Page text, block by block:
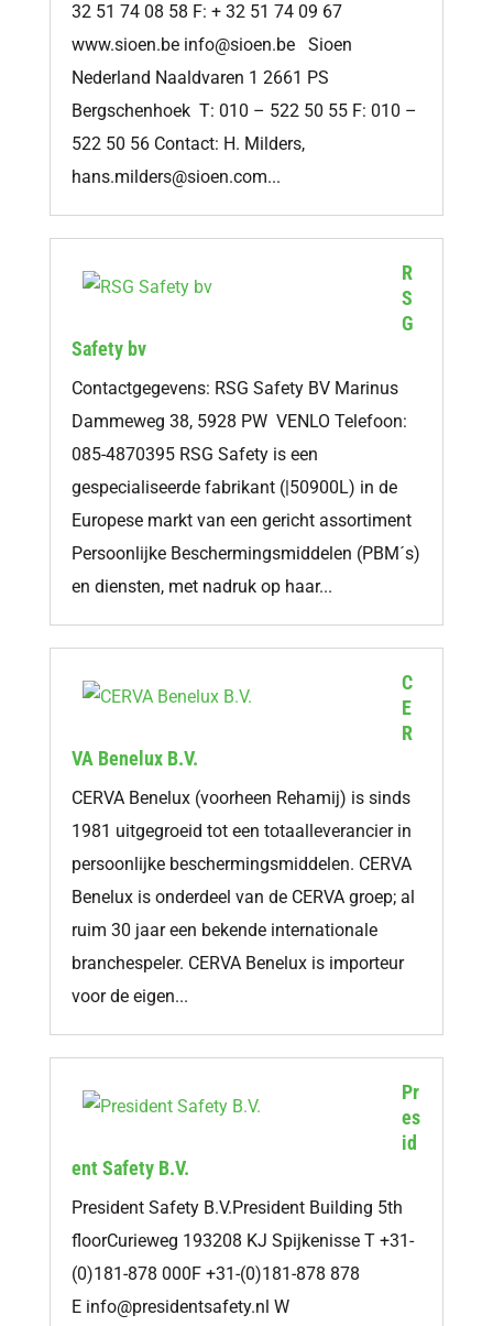
32 51 74 08 58 F: + 32 51 74 09 67
www.sioen.be info@sioen.beSioen
Nederland Naaldvaren 1 2661 PS
Bergschenhoek T: 010 – 522 50 55 F: 010 –
522 50 56 Contact: H. Milders,
hans.milders@sioen.com...
R
S
G
Safety bv
Contactgegevens: RSG Safety BV Marinus
Dammeweg 38, 5928 PW VENLO Telefoon:
085-4870395 RSG Safety is een
gespecialiseerde fabrikant (|50900L) in de
Europese markt van een gericht assortiment
Persoonlijke Beschermingsmiddelen (PBM´s)
en diensten, met nadruk op haar...
C
E
R
VA Benelux B.V.
CERVA Benelux (voorheen Rehamij) is sinds
1981 uitgegroeid tot een totaalleverancier in
persoonlijke beschermingsmiddelen. CERVA
Benelux is onderdeel van de CERVA groep; al
ruim 30 jaar een bekende internationale
branchespeler. CERVA Benelux is importeur
voor de eigen...
Pr
es
id
ent Safety B.V.
President Safety B.V.President Building 5th
floorCurieweg 193208 KJ Spijkenisse T +31-
(0)181-878 000F +31-(0)181-878 878
E info@presidentsafety.nl W